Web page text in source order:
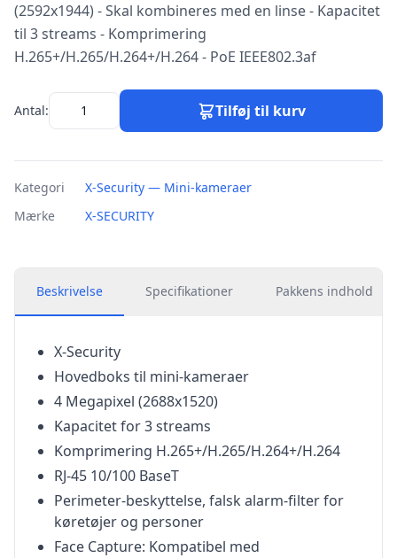
(2592x1944) - Skal kombineres med en linse - Kapacitet
til 3 streams - Komprimering
H.265+/H.265/H.264+/H.264 - PoE IEEE802.3af
Antal: Tilføj til kurv
Kategori
X-Security — Mini-kameraer
Mærke
X-SECURITY
Beskrivelse Specifikationer Pakkens indhold
X-Security
Hovedboks til mini-kameraer
4 Megapixel (2688x1520)
Kapacitet for 3 streams
Komprimering H.265+/H.265/H.264+/H.264
RJ-45 10/100 BaseT
Perimeter-beskyttelse, falsk alarm-filter for
køretøjer og personer
Face Capture: Kompatibel med